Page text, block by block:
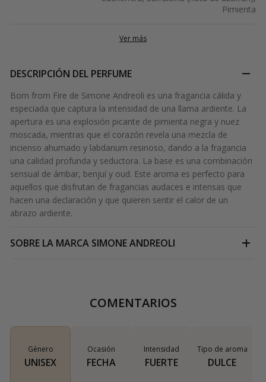
Pimienta
Ver más
DESCRIPCIÓN DEL PERFUME
Born from Fire de Simone Andreoli es una fragancia cálida y
especiada que captura la intensidad de una llama ardiente. La
apertura es una explosión picante de pimienta negra y nuez
moscada, mientras que el corazón revela una mezcla de
incienso ahumado y labdanum resinoso, dando a la fragancia
una calidad profunda y seductora. La base es una combinación
sensual de ámbar, benjuí y oud. Este aroma es perfecto para
aquellos que disfrutan de fragancias audaces e intensas que
hacen una declaración y que quieren sentir el calor de un
abrazo ardiente.
SOBRE LA MARCA SIMONE ANDREOLI
COMENTARIOS
Género
UNISEX
Ocasión
FECHA
Intensidad
FUERTE
Tipo de aroma
DULCE